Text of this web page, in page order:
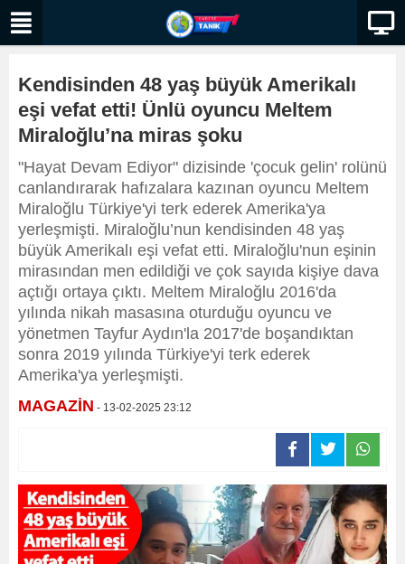
Kendisinden 48 yaş büyük Amerikalı
eşi vefat etti! Ünlü oyuncu Meltem
Miraloğlu’na miras şoku
"Hayat Devam Ediyor" dizisinde 'çocuk gelin' rolünü
canlandırarak hafızalara kazınan oyuncu Meltem
Miraloğlu Türkiye'yi terk ederek Amerika'ya
yerleşmişti. Miraloğlu’nun kendisinden 48 yaş
büyük Amerikalı eşi vefat etti. Miraloğlu'nun eşinin
mirasından men edildiği ve çok sayıda kişiye dava
açtığı ortaya çıktı. Meltem Miraloğlu 2016'da
yılında nikah masasına oturduğu oyuncu ve
yönetmen Tayfur Aydın'la 2017'de boşandıktan
sonra 2019 yılında Türkiye'yi terk ederek
Amerika'ya yerleşmişti.
MAGAZİN - 13-02-2025 23:12